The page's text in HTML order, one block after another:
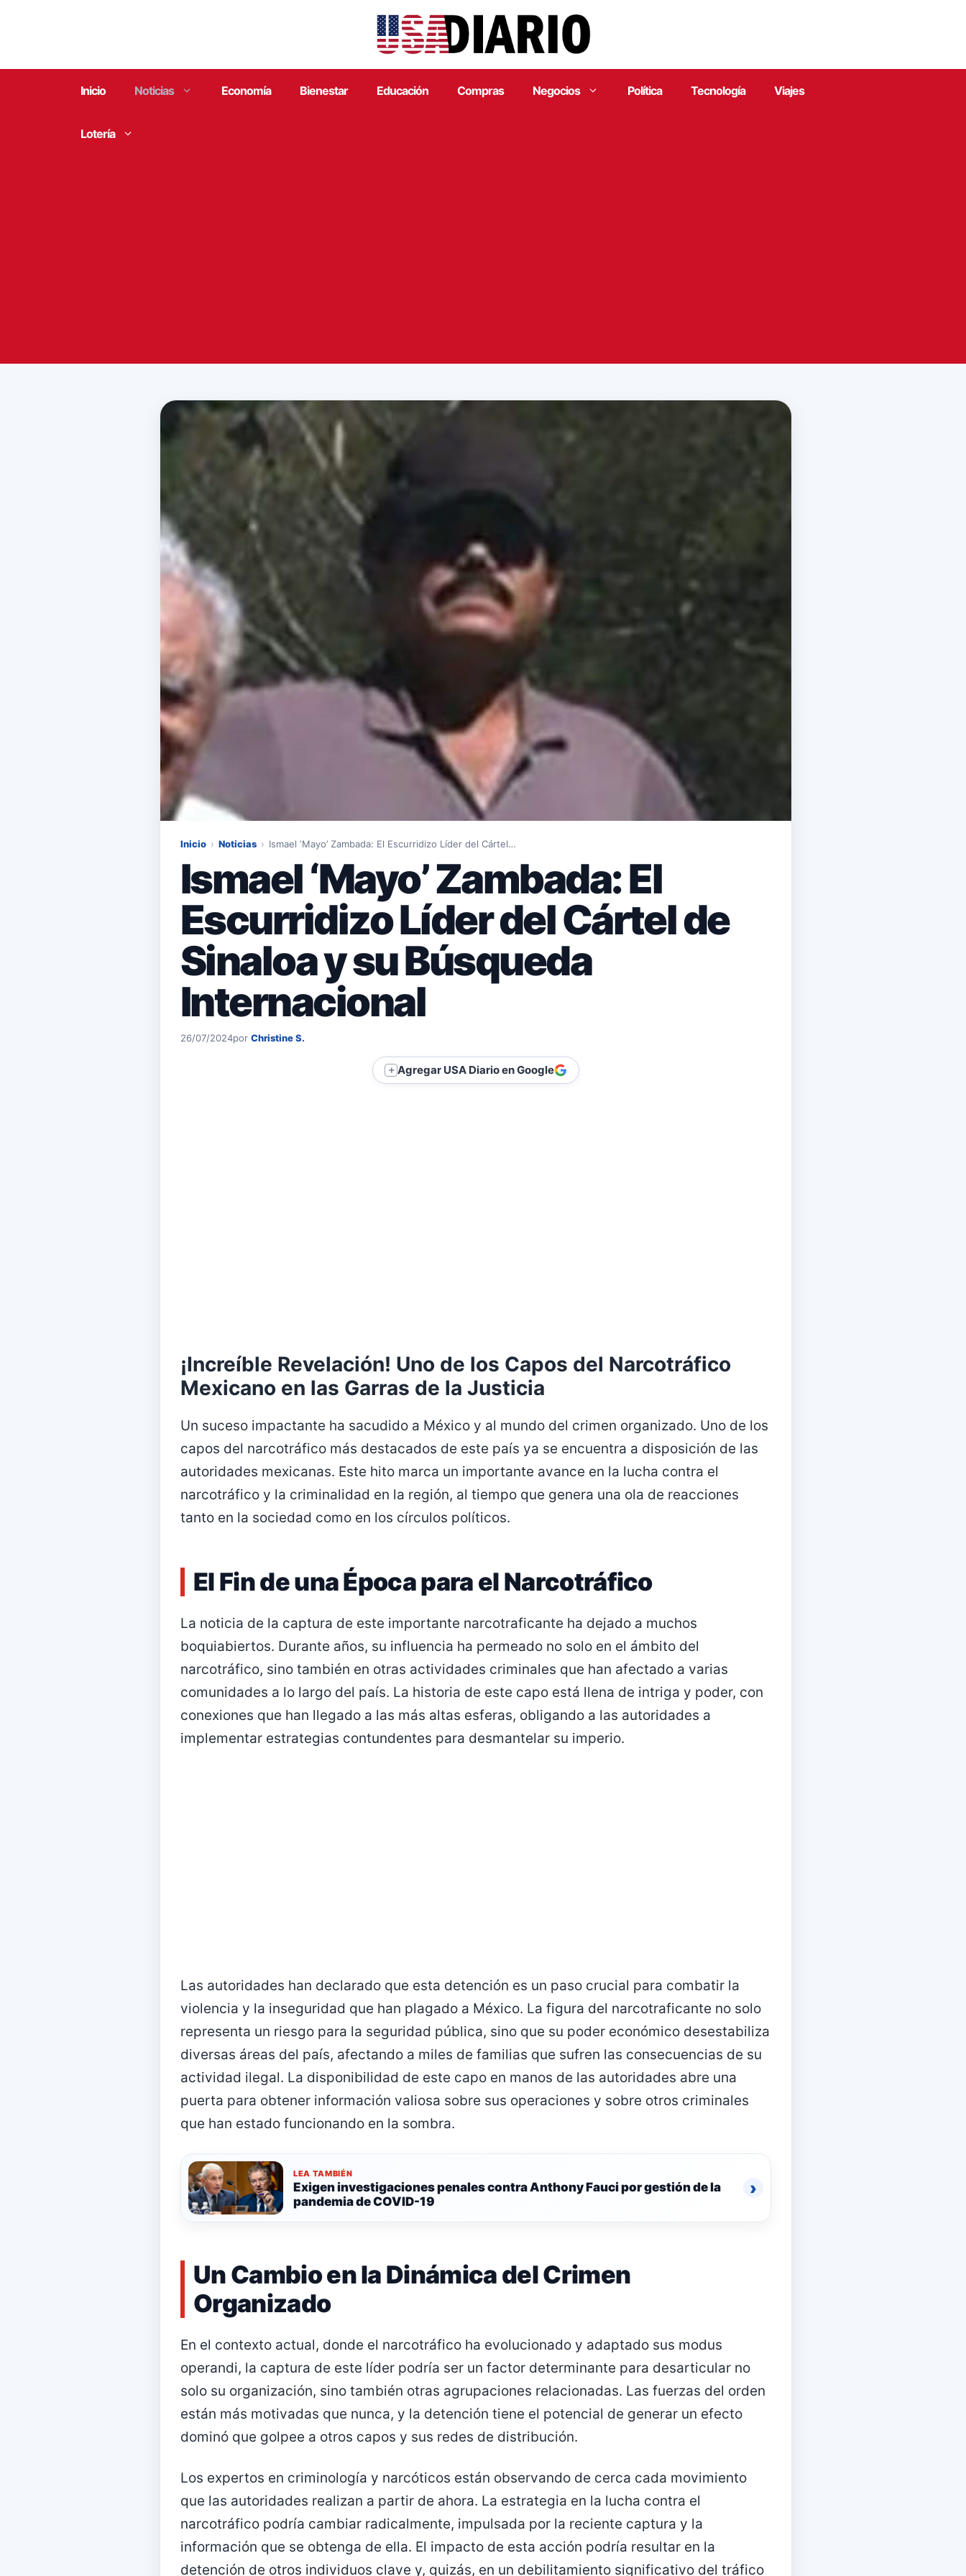
Inicio Noticias Economía Bienestar Educación Compras Negocios Política Tecnología Viajes
Lotería
Inicio › Noticias › Ismael ‘Mayo’ Zambada: El Escurridizo Líder del Cártel…
Ismael ‘Mayo’ Zambada: El
Escurridizo Líder del Cártel de
Sinaloa y su Búsqueda
Internacional
26/07/2024por Christine S.
＋ Agregar USA Diario en Google
¡Increíble Revelación! Uno de los Capos del Narcotráfico
Mexicano en las Garras de la Justicia
Un suceso impactante ha sacudido a México y al mundo del crimen organizado. Uno de los
capos del narcotráfico más destacados de este país ya se encuentra a disposición de las
autoridades mexicanas. Este hito marca un importante avance en la lucha contra el
narcotráfico y la criminalidad en la región, al tiempo que genera una ola de reacciones
tanto en la sociedad como en los círculos políticos.
El Fin de una Época para el Narcotráfico
La noticia de la captura de este importante narcotraficante ha dejado a muchos
boquiabiertos. Durante años, su influencia ha permeado no solo en el ámbito del
narcotráfico, sino también en otras actividades criminales que han afectado a varias
comunidades a lo largo del país. La historia de este capo está llena de intriga y poder, con
conexiones que han llegado a las más altas esferas, obligando a las autoridades a
implementar estrategias contundentes para desmantelar su imperio.
Las autoridades han declarado que esta detención es un paso crucial para combatir la
violencia y la inseguridad que han plagado a México. La figura del narcotraficante no solo
representa un riesgo para la seguridad pública, sino que su poder económico desestabiliza
diversas áreas del país, afectando a miles de familias que sufren las consecuencias de su
actividad ilegal. La disponibilidad de este capo en manos de las autoridades abre una
puerta para obtener información valiosa sobre sus operaciones y sobre otros criminales
que han estado funcionando en la sombra.
LEA TAMBIÉN
Exigen investigaciones penales contra Anthony Fauci por gestión de la
pandemia de COVID-19
›
Un Cambio en la Dinámica del Crimen
Organizado
En el contexto actual, donde el narcotráfico ha evolucionado y adaptado sus modus
operandi, la captura de este líder podría ser un factor determinante para desarticular no
solo su organización, sino también otras agrupaciones relacionadas. Las fuerzas del orden
están más motivadas que nunca, y la detención tiene el potencial de generar un efecto
dominó que golpee a otros capos y sus redes de distribución.
Los expertos en criminología y narcóticos están observando de cerca cada movimiento
que las autoridades realizan a partir de ahora. La estrategia en la lucha contra el
narcotráfico podría cambiar radicalmente, impulsada por la reciente captura y la
información que se obtenga de ella. El impacto de esta acción podría resultar en la
detención de otros individuos clave y, quizás, en un debilitamiento significativo del tráfico